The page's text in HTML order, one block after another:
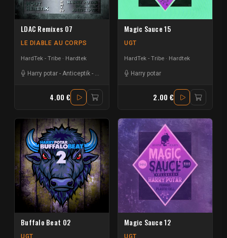
LDAC Remixes 07
LE DIABLE AU CORPS
HardTek - Tribe Hardtek
Harry potar - Anticeptik - Nout Heretik
4.00 €
Magic Sauce 15
UGT
HardTek - Tribe Hardtek
Harry potar
2.00 €
Buffalo Beat 02 Magic Sauce 12